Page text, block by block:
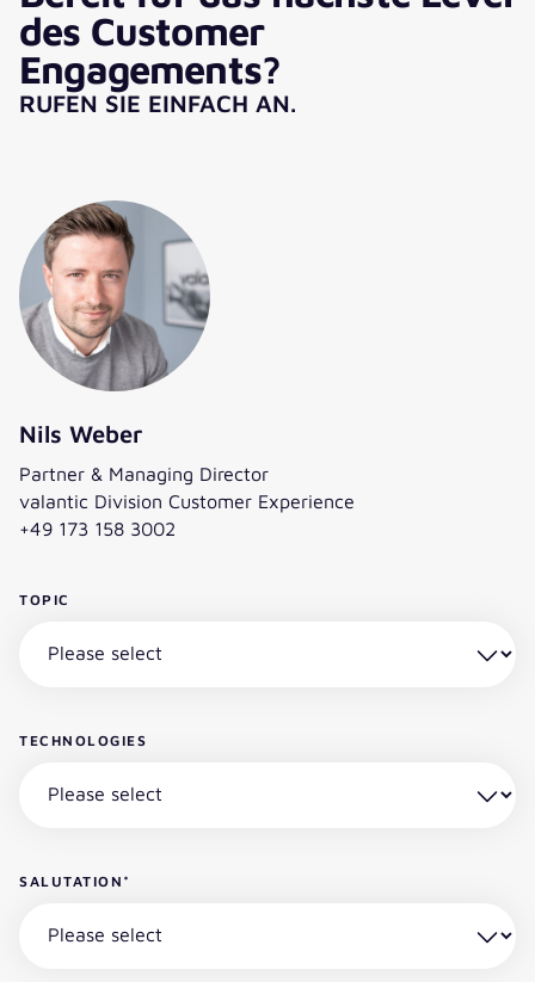
des Customer
Engagements?
RUFEN SIE EINFACH AN.
Nils Weber
Partner & Managing Director
valantic Division Customer Experience
+49 173 158 3002
TOPIC
TECHNOLOGIES
SALUTATION *